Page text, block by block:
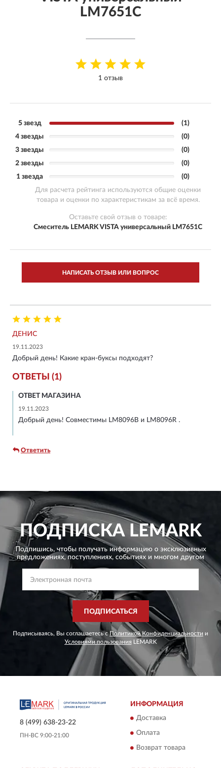
LM7651C
1 отзыв
5 звезд
(1)
4 звезды
(0)
3 звезды
(0)
2 звезды
(0)
1 звезда
(0)
Для расчета рейтинга используются общие оценки
товара и оценки по характеристикам за всё время.
Оставьте свой отзыв о товаре:
Смеситель LEMARK VISTA универсальный LM7651C
НАПИСАТЬ ОТЗЫВ ИЛИ ВОПРОС
ДЕНИС
19.11.2023
Добрый день! Какие кран-буксы подходят?
ОТВЕТЫ (1)
ОТВЕТ МАГАЗИНА
19.11.2023
Добрый день! Совместимы LM8096B и LM8096R .
Ответить
ПОДПИСКАLEMARK
Подпишись, чтобы получать информацию о эксклюзивных
предложениях, поступлениях, событиях и многом другом
ПОДПИСАТЬСЯ
Подписываясь, Вы соглашаетесь сПолитикой Конфиденциальности и
Условиями пользования LEMARK
8 (499) 638-23-22
ПН-ВС 9:00-21:00
ИНФОРМАЦИЯ
Доставка
Оплата
Возврат товара